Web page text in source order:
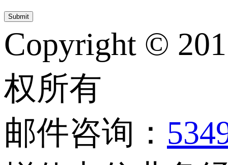
Copyright ©
权所有
邮件咨询：